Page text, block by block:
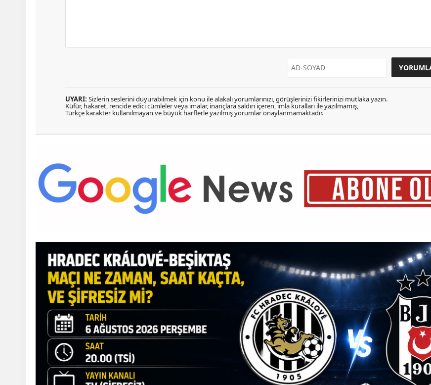
UYARI: Sizlerin seslerini duyurabilmek için konu ile alakalı yorumlarınızı, görüşlerinizi fikirlerinizi mutlaka yazın.
Küfür, hakaret, rencide edici cümleler veya imalar, inançlara saldırı içeren, imla kuralları ile yazılmamış,
Türkçe karakter kullanılmayan ve büyük harflerle yazılmış yorumlar onaylanmamaktadır.